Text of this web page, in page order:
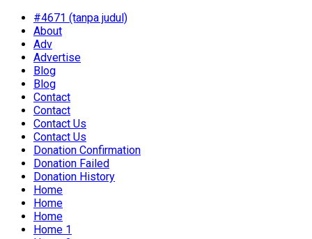
#4671 (tanpa judul)
About
Adv
Advertise
Blog
Blog
Contact
Contact
Contact Us
Contact Us
Donation Confirmation
Donation Failed
Donation History
Home
Home
Home
Home 1